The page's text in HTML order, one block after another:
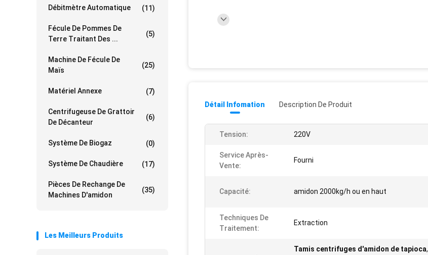
Débitmètre Automatique (11)
Fécule De Pommes De
Terre Traitant Des ...
(5)
Machine De Fécule De
Maïs
(25)
Matériel Annexe (7)
Centrifugeuse De Grattoir
De Décanteur
(6)
Système De Biogaz (0)
Système De Chaudière (17)
Pièces De Rechange De
Machines D'amidon
(35)
Les Meilleurs Produits
Détail Infomation Description De Produit
Tension: 220V
Service Après-
Vente:
Fourni
Capacité: amidon 2000kg/h ou en haut
Techniques De
Traitement:
Extraction
Tamis centrifuges d'amidon de tapioca,